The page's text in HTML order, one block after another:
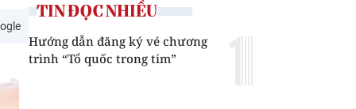
TIN ĐỌC NHIỀU
Hướng dẫn đăng ký vé chương
trình “Tổ quốc trong tim”